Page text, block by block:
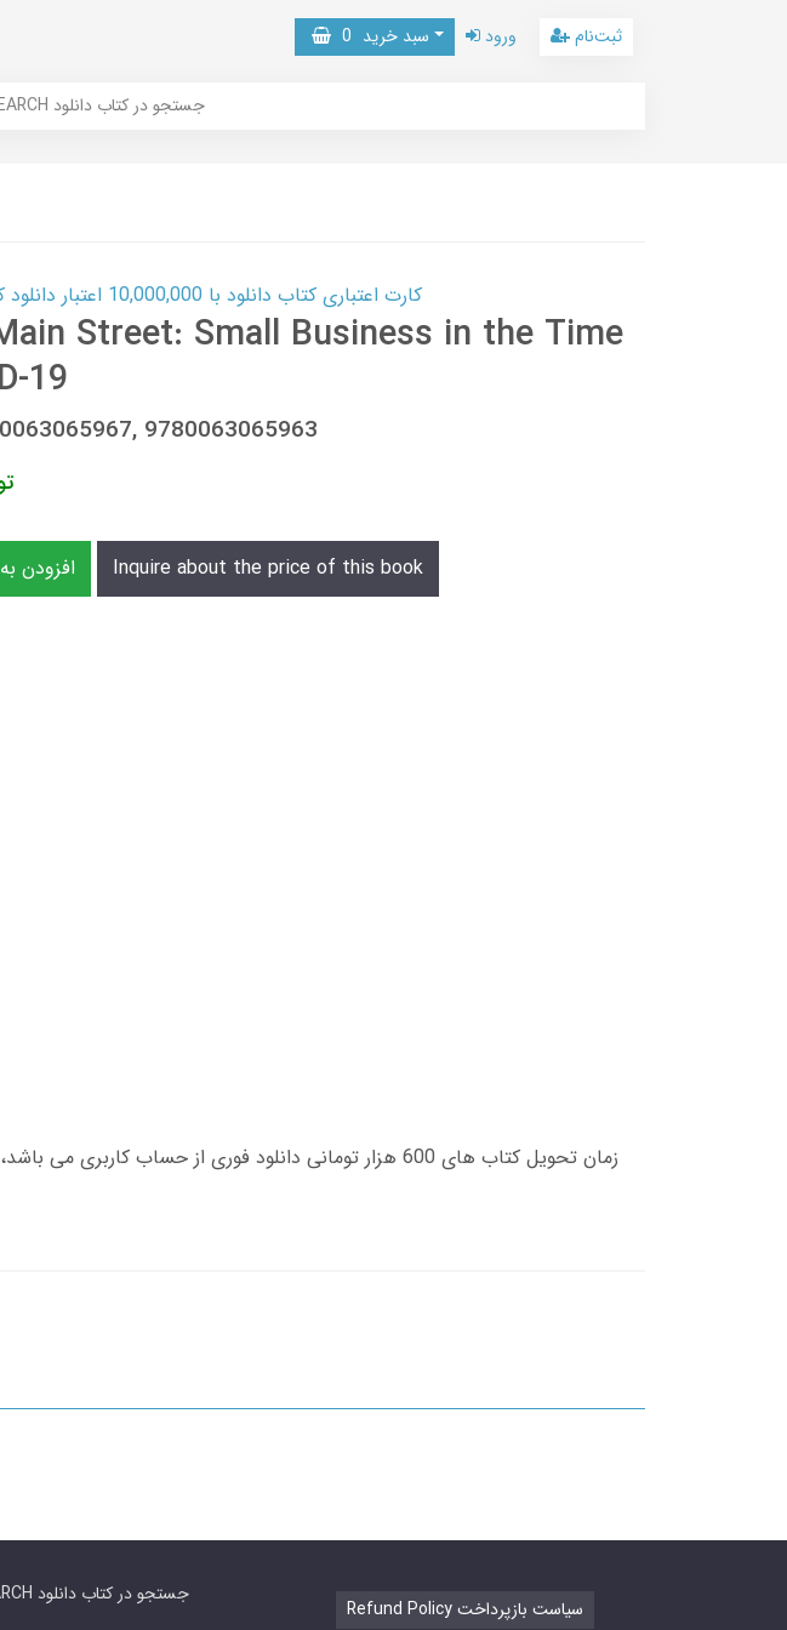
سبد خرید 0 ورود ثبت‌نام
SEARCH جستجو در کتاب دانلود
کارت اعتباری کتاب دانلود با 10,000,000 اعتبار دانلود کتاب! کلیک کنید
Street: Small Business in the Time
19
9780063065963
افزودن Inquire about the price of this book
SEARCH جستجو در کتاب دانلود
Refund Policy سیاست بازپرداخت